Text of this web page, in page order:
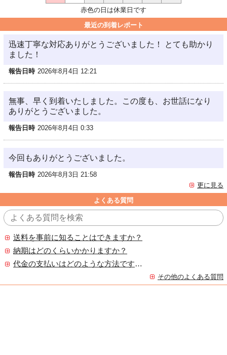
赤色の日は休業日です
最近の到着レポート
迅速丁寧な対応ありがとうございました！ とても助かり
ました！
報告日時 2026年8月4日 12:21
無事、早く到着いたしました。この度も、お世話になり
ありがとうございました。
報告日時 2026年8月4日 0:33
今回もありがとうございました。
報告日時 2026年8月3日 21:58
更に見る
よくある質問
送料を事前に知ることはできますか？
納期はどのくらいかかりますか？
代金の支払いはどのような方法ですか？
その他のよくある質問